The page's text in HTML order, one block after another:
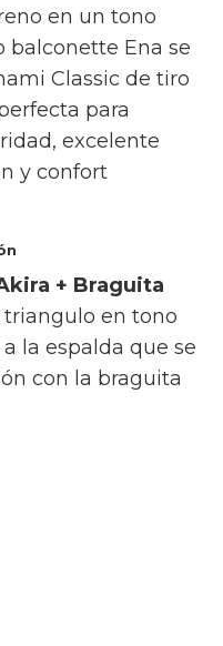
en un tono
balconette Ena se
Classic de tiro
para
excelente
y confort
+ Braguita
en tono
la espalda que se
con la braguita